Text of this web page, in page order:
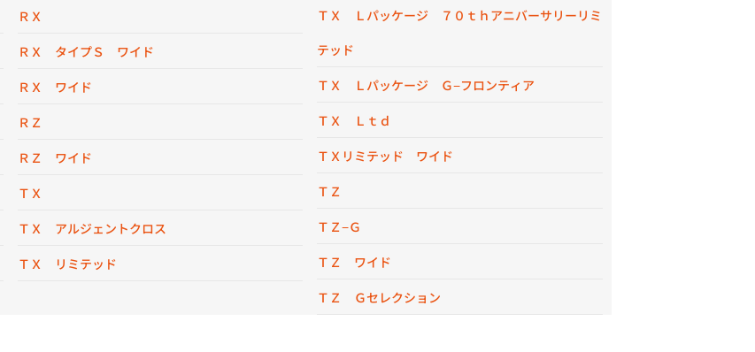
ＲＸ
ＲＸ タイプＳ ワイド
ＲＸ ワイド
ＲＺ
ＲＺ ワイド
ＴＸ
ＴＸ アルジェントクロス
ＴＸ リミテッド
ＴＸ Ｌパッケージ ７０ｔｈアニバーサリーリミ
テッド
ＴＸ Ｌパッケージ Ｇ−フロンティア
ＴＸ Ｌｔｄ
ＴＸリミテッド ワイド
ＴＺ
ＴＺ−Ｇ
ＴＺ ワイド
ＴＺ Ｇセレクション